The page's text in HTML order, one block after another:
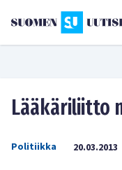
Lääkäriliitto
Politiikka 20.03.2013